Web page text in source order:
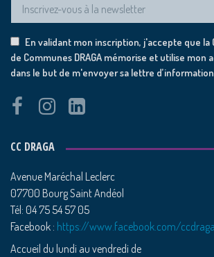
En validant mon inscription, j'accepte que la
de Communes DRAGA mémorise et utilise mon
dans le but de m'envoyer sa lettre
CC DRAGA
Avenue Maréchal Leclerc
07700 Bourg Saint Andéol
Tél: 04 75 54 57 05
Facebook : https://www.facebook.com/
Accueil du lundi au vendredi de